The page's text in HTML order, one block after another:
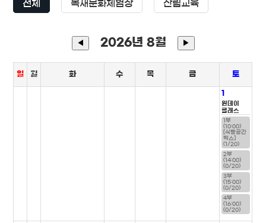
전체 목재문화체험장 산림교육
◀ 2026년 8월 ▶
일 월 화 수 목 금 토
1
원데이
클래스
1부
(10:00)
[식빵공간
박스]
(1/20)
2부
(14:00)
(0/20)
3부
(15:00)
(0/20)
4부
(16:00)
(0/20)